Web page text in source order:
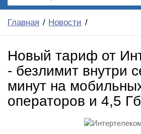
Главная Новости
Новый тариф от
- безлимит внутри
минут на
операторов и 4,5